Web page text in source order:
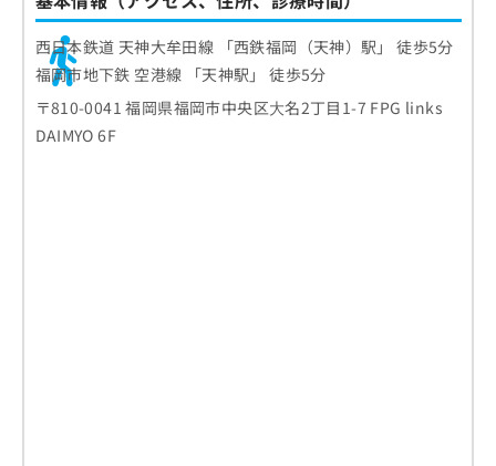
西日本鉄道 天神大牟田線 「西鉄福岡（天神）駅」 徒歩5分
福岡市地下鉄 空港線 「天神駅」 徒歩5分
〒810-0041 福岡県福岡市中央区⼤名2丁目1-7 FPG links
DAIMYO 6F